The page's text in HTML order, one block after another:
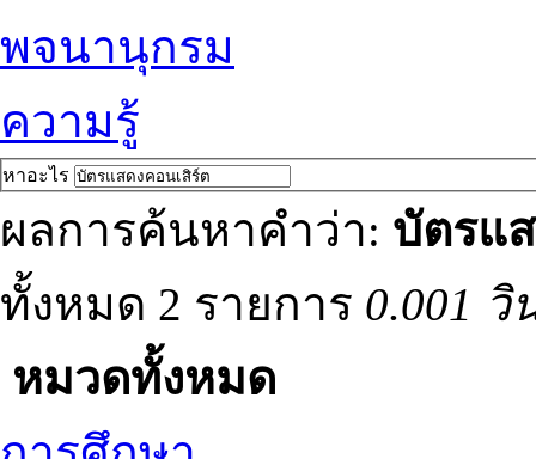
พจนานุกรม
ความรู้
หาอะไร
ผลการค้นหาคำว่า: บัตรแ
ทั้งหมด 2 รายการ 0.001 วิ
หมวดทั้งหมด